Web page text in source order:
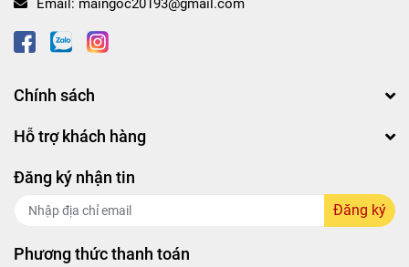
Email: maingoc20193@gmail.com
Chính sách
Hỗ trợ khách hàng
Đăng ký nhận tin
Đăng ký
Phương thức thanh toán